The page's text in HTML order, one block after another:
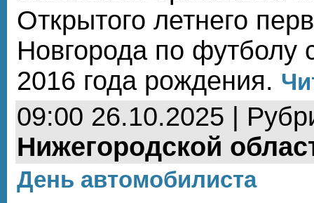
Открытого летнего
Новгорода по футболу
2016 года рождения.
09:00 26.10.2025 |
Нижегородской
День автомобилиста